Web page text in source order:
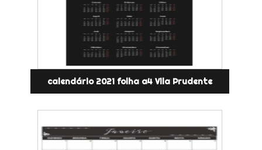
calendário 2021 folha a4 Vila Prudente